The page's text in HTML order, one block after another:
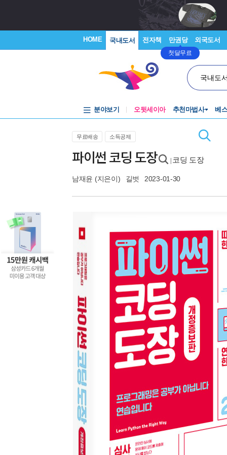
HOME 국내도서 전자책 만권당
첫달무료
외국도서
국내도
분야보기 오뒷세이아 추천마법사 베
무료배송 소득공제
파이썬 코딩 도장 코딩 도장
남재윤 (지은이) 길벗 2023-01-30